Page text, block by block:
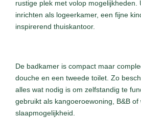
rustige plek met volop mogelijkheden.
inrichten als logeerkamer, een fijne
inspirerend thuiskantoor.
De badkamer is compact maar
douche en een tweede toilet. Zo
alles wat nodig is om zelfstandig te
gebruikt als kangoeroewoning, B&B
slaapmogelijkheid.